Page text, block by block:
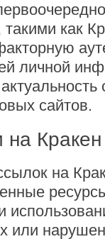
как
личной
сайтов.
на Кракен
на
или